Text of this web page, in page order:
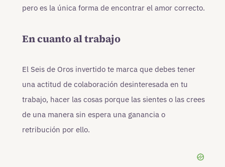
pero es la única forma de encontrar el amor correcto.
En cuanto al trabajo
El Seis de Oros invertido te marca que debes tener
una actitud de colaboración desinteresada en tu
trabajo, hacer las cosas porque las sientes o las crees
de una manera sin espera una ganancia o
retribución por ello.